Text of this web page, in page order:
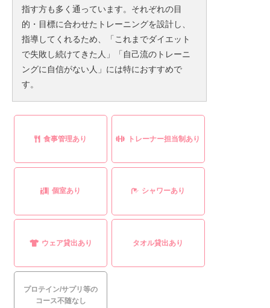
指す方も多く通っています。それぞれの目
的・目標に合わせたトレーニングを設計し、
指導してくれるため、「これまでダイエット
で失敗し続けてきた人」「自己流のトレーニ
ングに自信がない人」には特におすすめで
す。
食事管理あり トレーナー担当制あり
個室あり シャワーあり
ウェア貸出あり タオル貸出あり
プロテイン/サプリ等の
コース不随なし